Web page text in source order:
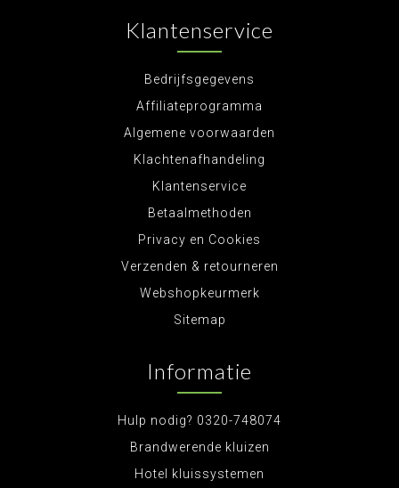
Klantenservice
Bedrijfsgegevens
Affiliateprogramma
Algemene voorwaarden
Klachtenafhandeling
Klantenservice
Betaalmethoden
Privacy en Cookies
Verzenden & retourneren
Webshopkeurmerk
Sitemap
Informatie
Hulp nodig? 0320-748074
Brandwerende kluizen
Hotel kluissystemen